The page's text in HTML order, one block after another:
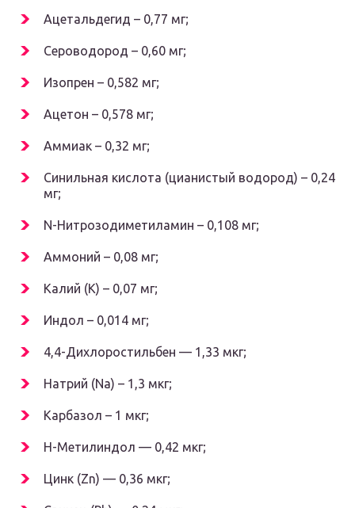
Ацетальдегид – 0,77 мг;
Сероводород – 0,60 мг;
Изопрен – 0,582 мг;
Ацетон – 0,578 мг;
Аммиак – 0,32 мг;
Синильная кислота (цианистый водород) – 0,24
мг;
N-Нитрозодиметиламин – 0,108 мг;
Аммоний – 0,08 мг;
Калий (К) – 0,07 мг;
Индол – 0,014 мг;
4,4-Дихлоростильбен — 1,33 мкг;
Натрий (Na) – 1,3 мкг;
Карбазол – 1 мкг;
Н-Метилиндол — 0,42 мкг;
Цинк (Zn) — 0,36 мкг;